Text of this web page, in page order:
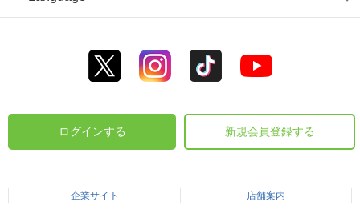
ログインする 新規会員登録する
企業サイト 店舗案内